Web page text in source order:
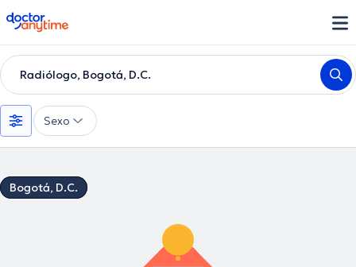
doctoranytime
Radiólogo, Bogotá, D.C.
Sexo
Bogotá, D.C.